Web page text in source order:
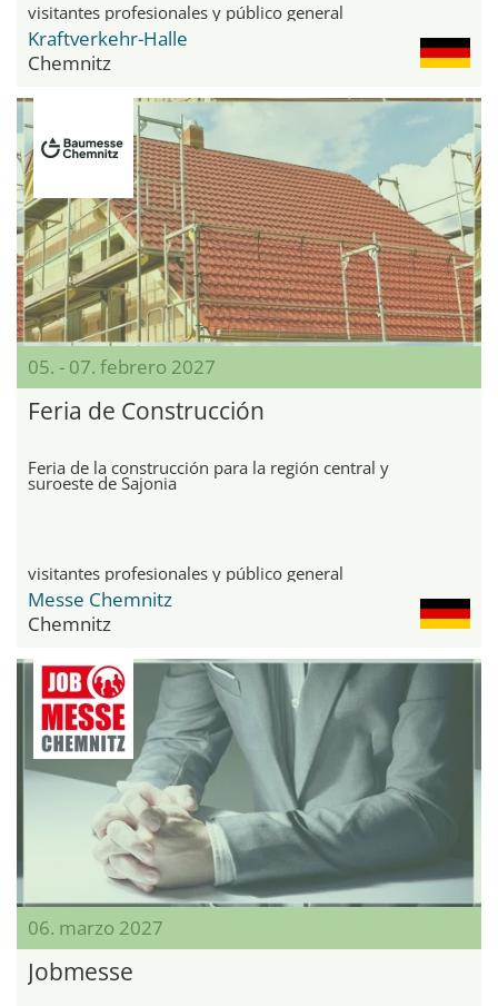
visitantes profesionales y público general
Kraftverkehr-Halle
Chemnitz
05. - 07. febrero 2027
Feria de Construcción
Feria de la construcción para la región central y
suroeste de Sajonia
visitantes profesionales y público general
Messe Chemnitz
Chemnitz
06. marzo 2027
Jobmesse